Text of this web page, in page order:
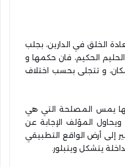
الخلق في الدارين، بجلب
الحكيم، فان حكمها و
و تتجلى بحسب اختلاف
يمس المصلحة التي هي
المؤلف الإجابة عن
إلى أرض الواقع التطبيقي
يتشكل ويتبلور.